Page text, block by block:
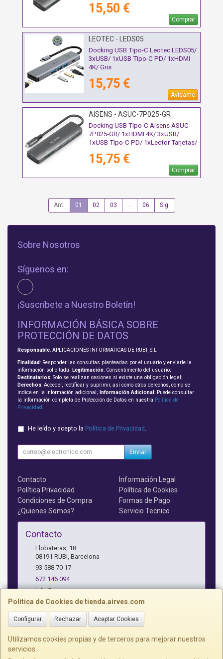
15,50 €
Comprar
LEOTEC - LEDS05
Docking USB Tipo-C Leotec LEDS05/
3xUSB/ 1xUSB Tipo-C PD/ 1xHDMI
4K/ Gris
15,75 €
Avísame
AISENS - ASUC-7P025-GR
Docking USB Tipo-C Aisens ASUC-
7P025-GR/ 1xHDMI 4K/ 3xUSB/
1xUSB Tipo-C PD/ 1xLector Tarjetas/
15,75 €
Comprar
Ant. 01 02 03 ... 06 Sig.
Política de Cookies de tienda.airves.com
Configurar Rechazar Aceptar Cookies
Utilizamos cookies propias y de terceros para mejorar nuestros
servicios.
Sobre Nosotros
Síguenos en:
¡Suscríbete a Nuestro Boletín!
INFORMACIÓN BÁSICA SOBRE
PROTECCIÓN DE DATOS
Responsable: APLICACIONES INFORMATICAS DE RUBI, S.L
Finalidad: Responder las consultas planteadas por el usuario y enviarle la
información solicitada; Legitimación: Consentimiento del usuario;
Destinatarios: Solo se realizan cesiones si existe una obligación legal;
Derechos: Acceder, rectificar y suprimir, así como otros derechos, como se
indica en la información adicional;
Información Adicional : Puede consultar
la información completa de Protección de Datos en nuestra Política de
Privacidad
He leído y acepto la Política de Privacidad
Enviar
Contacto
Información Legal
Política Privacidad
Política de Cookies
Condiciones de Compra
Formas de Pago
¿Quienes Somos?
Servicio Tecnico
Contacto
Llobateras, 18
08191 RUBI Barcelona
93 588 70 17
672 146 094
info@airves.com
Horario
Lunes a Jueves - 17 a 20 horas